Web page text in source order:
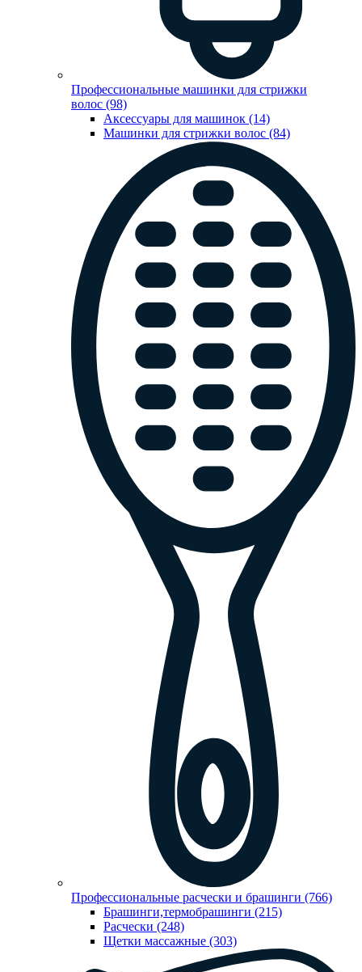
Профессиональные машинки для стрижки
волос (98)
Аксессуары для машинок (14)
Машинки для стрижки волос (84)
Профессиональные расчески и брашинги (766)
Брашинги,термобрашинги (215)
Расчески (248)
Щетки массажные (303)